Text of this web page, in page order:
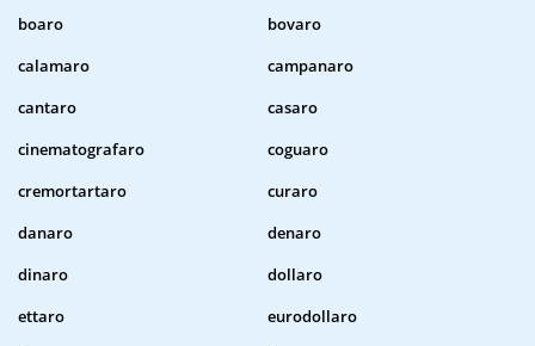
boaro
bovaro
calamaro
campanaro
cantaro
casaro
cinematografaro
coguaro
cremortartaro
curaro
danaro
denaro
dinaro
dollaro
ettaro
eurodollaro